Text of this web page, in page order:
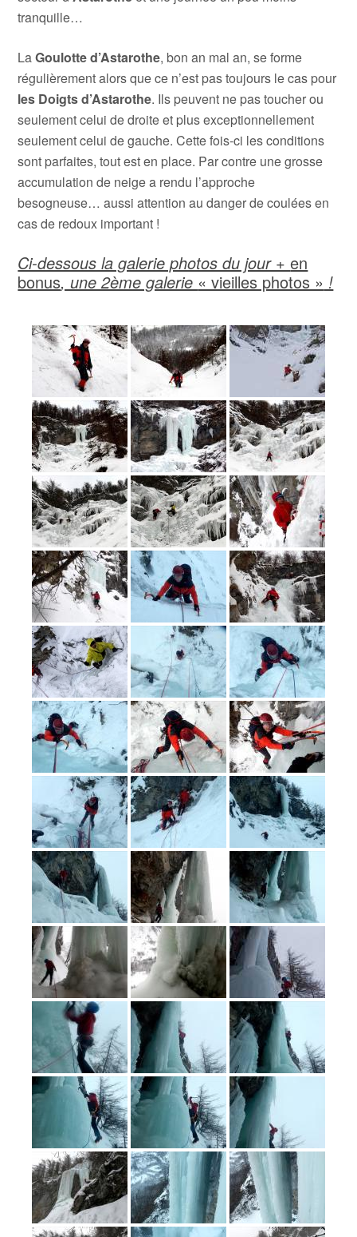
tranquille…
LaGoulotte d’Astarothe, bon an mal an, se forme
régulièrement alors que ce n’est pas toujours le cas pour
les Doigts d’Astarothe. Ils peuvent ne pas toucher ou
seulement celui de droite et plus exceptionnellement
seulement celui de gauche. Cette fois-ci les conditions
sont parfaites, tout est en place. Par contre une grosse
accumulation de neige a rendu l’approche
besogneuse… aussi attention au danger de coulées en
cas de redoux important !
Ci-dessous la galerie photos du jour +en
bonus, une 2ème galerie « vieilles photos » !